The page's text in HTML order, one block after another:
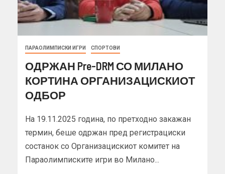
ПАРАОЛИМПИСКИ ИГРИ СПОРТОВИ
ОДРЖАН Pre-DRM СО МИЛАНО
КОРТИНА ОРГАНИЗАЦИСКИОТ
ОДБОР
На 19.11.2025 година, по претходно закажан
термин, беше одржан пред регистрациски
состанок со Организацискиот комитет на
Параолимписките игри во Милано...